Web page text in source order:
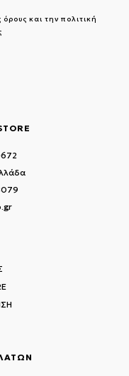
όρους και την πολιτική